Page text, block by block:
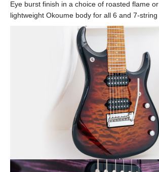
Eye burst finish in a choice of roasted flame
lightweight Okoume body for all 6 and 7-string